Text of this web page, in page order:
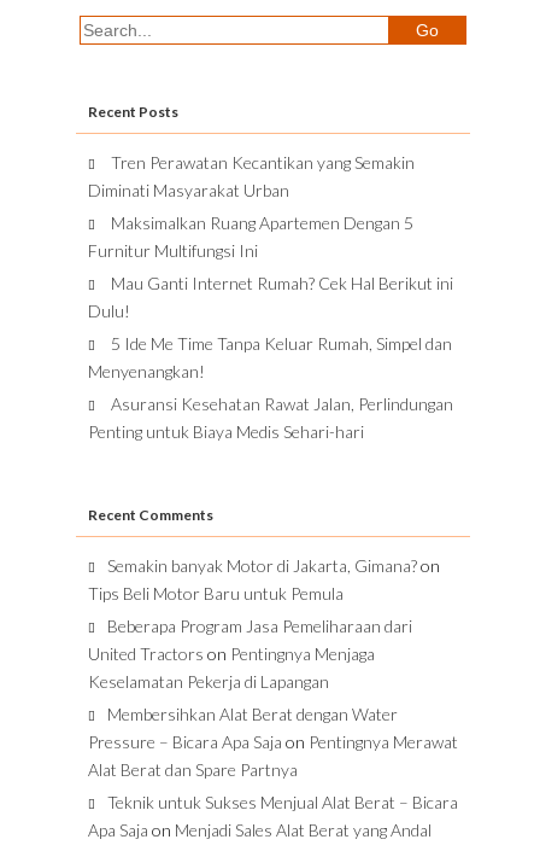
Recent Posts
Tren Perawatan Kecantikan yang Semakin
Diminati Masyarakat Urban
Maksimalkan Ruang Apartemen Dengan 5
Furnitur Multifungsi Ini
Mau Ganti Internet Rumah? Cek Hal Berikut ini
Dulu!
5 Ide Me Time Tanpa Keluar Rumah, Simpel dan
Menyenangkan!
Asuransi Kesehatan Rawat Jalan, Perlindungan
Penting untuk Biaya Medis Sehari-hari
Recent Comments
Semakin banyak Motor di Jakarta, Gimana?on
Tips Beli Motor Baru untuk Pemula
Beberapa Program Jasa Pemeliharaan dari
United Tractors on Pentingnya Menjaga
Keselamatan Pekerja di Lapangan
Membersihkan Alat Berat dengan Water
Pressure – Bicara Apa Saja on Pentingnya Merawat
Alat Berat dan Spare Partnya
Teknik untuk Sukses Menjual Alat Berat – Bicara
Apa Saja on Menjadi Sales Alat Berat yang Andal